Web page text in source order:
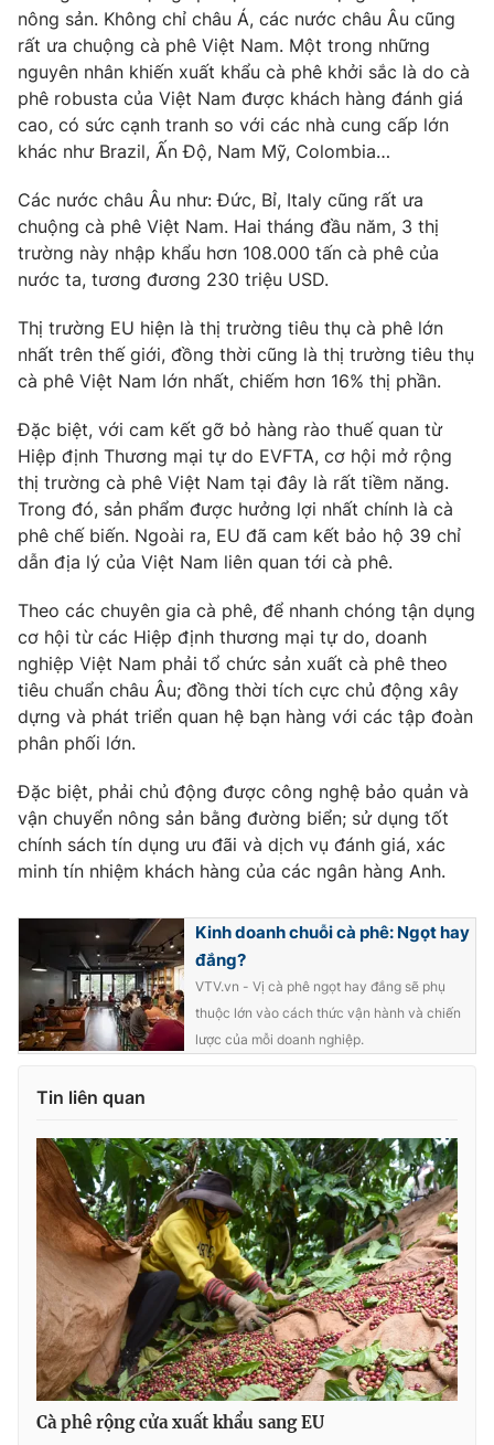
nông sản. Không chỉ châu Á, các nước châu Âu cũng
rất ưa chuộng cà phê Việt Nam. Một trong những
nguyên nhân khiến xuất khẩu cà phê khởi sắc là do cà
phê robusta của Việt Nam được khách hàng đánh giá
cao, có sức cạnh tranh so với các nhà cung cấp lớn
khác như Brazil, Ấn Độ, Nam Mỹ, Colombia…
Các nước châu Âu như: Đức, Bỉ, Italy cũng rất ưa
chuộng cà phê Việt Nam. Hai tháng đầu năm, 3 thị
trường này nhập khẩu hơn 108.000 tấn cà phê của
nước ta, tương đương 230 triệu USD.
Thị trường EU hiện là thị trường tiêu thụ cà phê lớn
nhất trên thế giới, đồng thời cũng là thị trường tiêu thụ
cà phê Việt Nam lớn nhất, chiếm hơn 16% thị phần.
Đặc biệt, với cam kết gỡ bỏ hàng rào thuế quan từ
Hiệp định Thương mại tự do EVFTA, cơ hội mở rộng
thị trường cà phê Việt Nam tại đây là rất tiềm năng.
Trong đó, sản phẩm được hưởng lợi nhất chính là cà
phê chế biến. Ngoài ra, EU đã cam kết bảo hộ 39 chỉ
dẫn địa lý của Việt Nam liên quan tới cà phê.
Theo các chuyên gia cà phê, để nhanh chóng tận dụng
cơ hội từ các Hiệp định thương mại tự do, doanh
nghiệp Việt Nam phải tổ chức sản xuất cà phê theo
tiêu chuẩn châu Âu; đồng thời tích cực chủ động xây
dựng và phát triển quan hệ bạn hàng với các tập đoàn
phân phối lớn.
Đặc biệt, phải chủ động được công nghệ bảo quản và
vận chuyển nông sản bằng đường biển; sử dụng tốt
chính sách tín dụng ưu đãi và dịch vụ đánh giá, xác
minh tín nhiệm khách hàng của các ngân hàng Anh.
Kinh doanh chuỗi cà phê: Ngọt hay
đắng?
VTV.vn - Vị cà phê ngọt hay đắng sẽ phụ
thuộc lớn vào cách thức vận hành và chiến
lược của mỗi doanh nghiệp.
Tin liên quan
Cà phê rộng cửa xuất khẩu sang EU